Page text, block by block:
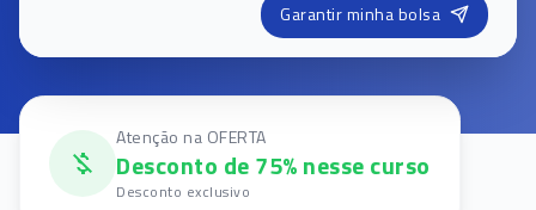
Garantir minha bolsa
Atenção na OFERTA
Desconto de 75% nesse curso
Desconto exclusivo